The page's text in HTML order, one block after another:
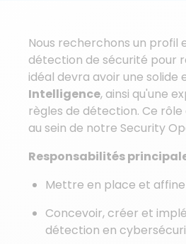
Nous recherchons un
détection de sécurité pour
idéal devra avoir une solide
Intelligence, ainsi qu'une
règles de détection. Ce
au sein de notre Security
Responsabilités
Mettre en place et
Concevoir, créer et
détection en